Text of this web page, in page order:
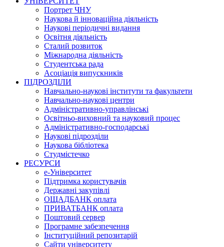
Портрет ЧНУ
Наукова й інноваційна діяльність
Наукові періодичні видання
Освітня діяльність
Сталий розвиток
Міжнародна діяльність
Студентська рада
Асоціація випускників
ПІДРОЗДІЛИ
Навчально-наукові інститути та факультети
Навчально-наукові центри
Адміністративно-управлінські
Освітньо-виховний та науковий процес
Адміністративно-господарські
Наукові підрозділи
Наукова бібліотека
Студмістечко
РЕСУРСИ
е-Університет
Підтримка користувачів
Державні закупівлі
ОЩАДБАНК оплата
ПРИВАТБАНК оплата
Поштовий сервер
Програмне забезпечення
Інституційний репозитарій
Сайти університету